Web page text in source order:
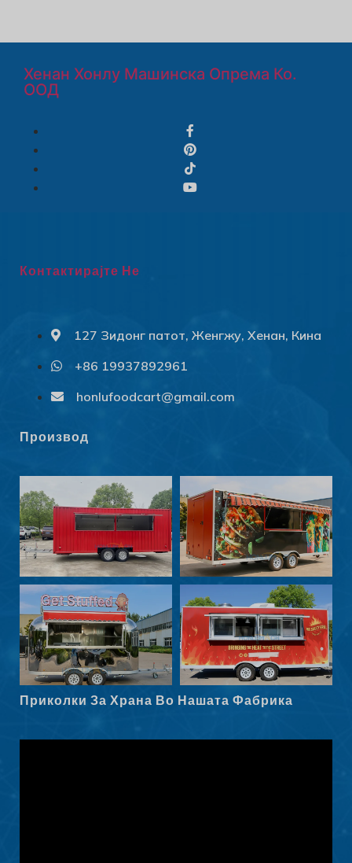
Хенан Хонлу Машинска Опрема Ко.
ООД
Контактирајте Не
127 Зидонг патот, Женгжу, Хенан, Кина
+86 19937892961
honlufoodcart@gmail.com
Производ
Приколки За Храна Во Нашата Фабрика
Slovenščina
Latviešu valoda
Dansk
Hrvatski
Српски језик
Norsk nynorsk
Maori
Eesti
Български
Slovenčina